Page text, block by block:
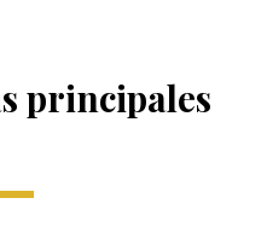
principales